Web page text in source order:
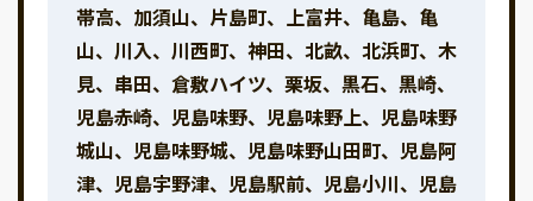
帯高、加須山、片島町、上富井、亀島、亀
山、川入、川西町、神田、北畝、北浜町、木
見、串田、倉敷ハイツ、栗坂、黒石、黒崎、
児島赤崎、児島味野、児島味野上、児島味野
城山、児島味野城、児島味野山田町、児島阿
津、児島宇野津、児島駅前、児島小川、児島